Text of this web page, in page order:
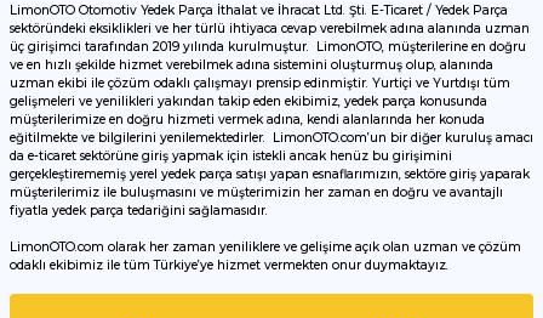
LimonOTO Otomotiv Yedek Parça İthalat ve İhracat Ltd. Şti. E-Ticaret / Yedek Parça
sektöründeki eksiklikleri ve her türlü ihtiyaca cevap verebilmek adına alanında uzman
üç girişimci tarafından 2019 yılında kurulmuştur. LimonOTO, müşterilerine en doğru
ve en hızlı şekilde hizmet verebilmek adına sistemini oluşturmuş olup, alanında
uzman ekibi ile çözüm odaklı çalışmayı prensip edinmiştir. Yurtiçi ve Yurtdışı tüm
gelişmeleri ve yenilikleri yakından takip eden ekibimiz, yedek parça konusunda
müşterilerimize en doğru hizmeti vermek adına, kendi alanlarında her konuda
eğitilmekte ve bilgilerini yenilemektedirler. LimonOTO.com’un bir diğer kuruluş amacı
da e-ticaret sektörüne giriş yapmak için istekli ancak henüz bu girişimini
gerçekleştirememiş yerel yedek parça satışı yapan esnaflarımızın, sektöre giriş yaparak
müşterilerimiz ile buluşmasını ve müşterimizin her zaman en doğru ve avantajlı
fiyatla yedek parça tedariğini sağlamasıdır.
LimonOTO.com olarak her zaman yeniliklere ve gelişime açık olan uzman ve çözüm
odaklı ekibimiz ile tüm Türkiye’ye hizmet vermekten onur duymaktayız.